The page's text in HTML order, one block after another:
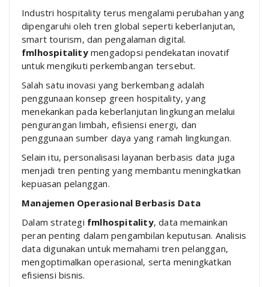
Industri hospitality terus mengalami perubahan yang
dipengaruhi oleh tren global seperti keberlanjutan,
smart tourism, dan pengalaman digital.
fmlhospitalitymengadopsi pendekatan inovatif
untuk mengikuti perkembangan tersebut.
Salah satu inovasi yang berkembang adalah
penggunaan konsep green hospitality, yang
menekankan pada keberlanjutan lingkungan melalui
pengurangan limbah, efisiensi energi, dan
penggunaan sumber daya yang ramah lingkungan.
Selain itu, personalisasi layanan berbasis data juga
menjadi tren penting yang membantu meningkatkan
kepuasan pelanggan.
Manajemen Operasional Berbasis Data
Dalam strategi fmlhospitality, data memainkan
peran penting dalam pengambilan keputusan. Analisis
data digunakan untuk memahami tren pelanggan,
mengoptimalkan operasional, serta meningkatkan
efisiensi bisnis.